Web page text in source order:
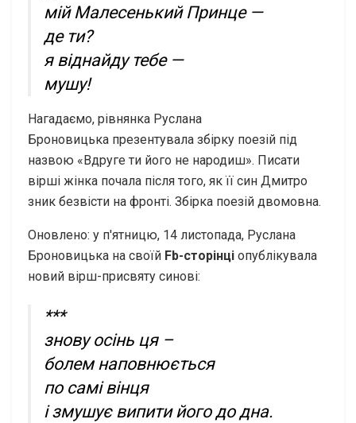
мій Малесенький Принце —
де ти?
я віднайду тебе —
мушу!
Нагадаємо, рівнянка Руслана
Броновицька презентувала збірку поезій під
назвою «Вдруге ти його не народиш». Писати
вірші жінка почала після того, як її син Дмитро
зник безвісти на фронті. Збірка поезій двомовна.
Оновлено: у п'ятницю, 14 листопада, Руслана
Броновицька на своїй Fb-сторінці опублікувала
новий вірш-присвяту синові:
***
знову осінь ця –
болем наповнюється
по самі вінця
і змушує випити його до дна.